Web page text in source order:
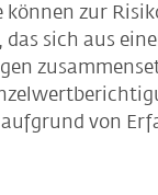
können zur
sich aus
von